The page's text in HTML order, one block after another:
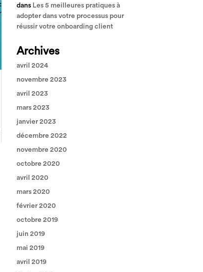
dans Les 5 meilleures pratiques à
adopter dans votre processus pour
réussir votre onboarding client
Archives
avril 2024
novembre 2023
avril 2023
mars 2023
janvier 2023
décembre 2022
novembre 2020
octobre 2020
avril 2020
mars 2020
février 2020
octobre 2019
juin 2019
mai 2019
avril 2019